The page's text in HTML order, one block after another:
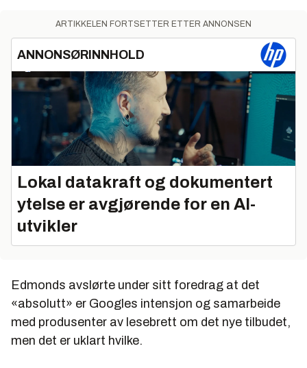
ARTIKKELEN FORTSETTER ETTER ANNONSEN
ANNONSØRINNHOLD
Lokal datakraft og dokumentert
ytelse er avgjørende for en AI-
utvikler
Edmonds avslørte under sitt foredrag at det
«absolutt» er Googles intensjon og samarbeide
med produsenter av lesebrett om det nye tilbudet,
men det er uklart hvilke.